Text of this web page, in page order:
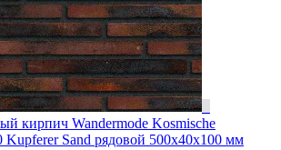
кирпич Wandermode Kosmische
Kupferer Sand рядовой 500x40x100 мм